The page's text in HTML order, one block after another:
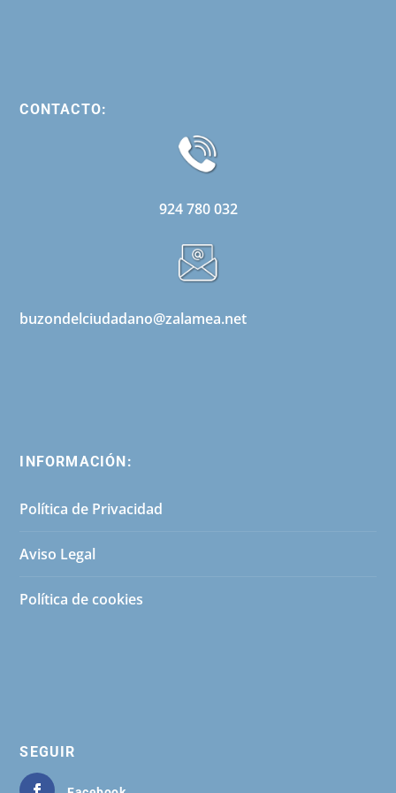
CONTACTO:
924 780 032
buzondelciudadano@zalamea.net
INFORMACIÓN:
Política de Privacidad
Aviso Legal
Política de cookies
SEGUIR